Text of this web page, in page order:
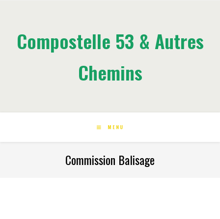
Compostelle 53 & Autres
Chemins
MENU
Commission Balisage